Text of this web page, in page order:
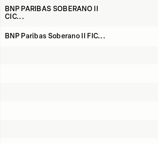
BNP PARIBAS SOBERANO II
CIC...
BNP Paribas Soberano II FIC...